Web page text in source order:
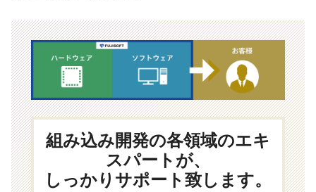
組み込み開発の各領域のエキ
スパートが、
しっかりサポート致します。